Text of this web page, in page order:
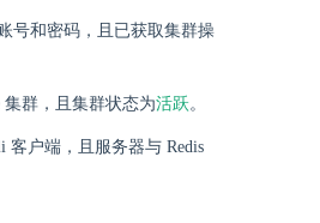
号和密码，且已获取集群操
集群，且集群状态为活跃。
客户端，且服务器与 Redis